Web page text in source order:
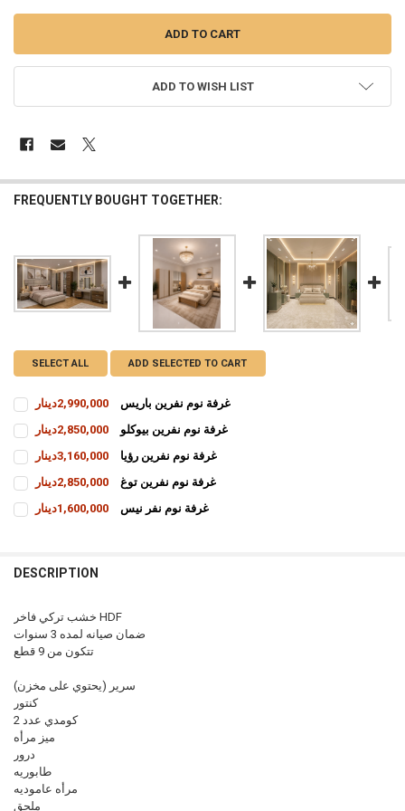
ADD TO WISH LIST
FREQUENTLY BOUGHT TOGETHER:
SELECT ALL ADD SELECTED TO CART
غرفة نوم نفرين باريس
2,990,000دينار
CURRENT
STOCK:
QUANTITY:
غرفة نوم نفرين بيوكلو
2,850,000دينار
CURRENT
STOCK:
QUANTITY:
غرفة نوم نفرين رؤيا
3,160,000دينار
CURRENT
STOCK:
QUANTITY:
غرفة نوم نفرين توغ
2,850,000دينار
CURRENT
STOCK:
QUANTITY:
غرفة نوم نفر نيس
1,600,000دينار
DESCRIPTION
خشب تركي فاخر HDF
ضمان صيانه لمده 3 سنوات
تتكون من 9 قطع
سرير (يحتوي على مخزن)
كنتور
كومدي عدد 2
ميز مرأه
درور
طابوريه
مرأه عاموديه
ملحق